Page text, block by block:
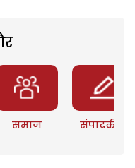
समाज संपादकीय